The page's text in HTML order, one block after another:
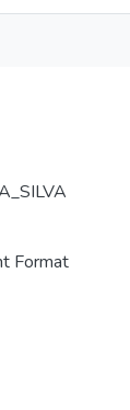
Format